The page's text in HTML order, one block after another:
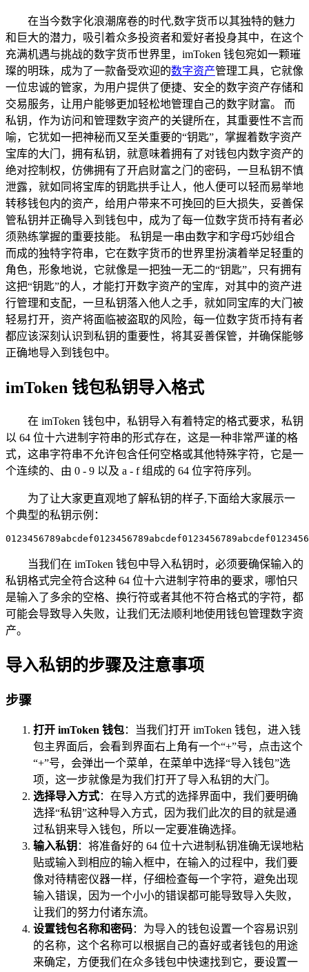
在当今数字化浪潮席卷的时代,数字货币以其独特的魅力
和巨大的潜力，吸引着众多投资者和爱好者投身其中，在这个
充满机遇与挑战的数字货币世界里，imToken 钱包宛如一颗璀
璨的明珠，成为了一款备受欢迎的数字资产管理工具，它就像
一位忠诚的管家，为用户提供了便捷、安全的数字资产存储和
交易服务，让用户能够更加轻松地管理自己的数字财富。 而
私钥，作为访问和管理数字资产的关键所在，其重要性不言而
喻，它犹如一把神秘而又至关重要的“钥匙”，掌握着数字资产
宝库的大门，拥有私钥，就意味着拥有了对钱包内数字资产的
绝对控制权，仿佛拥有了开启财富之门的密码，一旦私钥不慎
泄露，就如同将宝库的钥匙拱手让人，他人便可以轻而易举地
转移钱包内的资产，给用户带来不可挽回的巨大损失，妥善保
管私钥并正确导入到钱包中，成为了每一位数字货币持有者必
须熟练掌握的重要技能。 私钥是一串由数字和字母巧妙组合
而成的独特字符串，它在数字货币的世界里扮演着举足轻重的
角色，形象地说，它就像是一把独一无二的“钥匙”，只有拥有
这把“钥匙”的人，才能打开数字资产的宝库，对其中的资产进
行管理和支配，一旦私钥落入他人之手，就如同宝库的大门被
轻易打开，资产将面临被盗取的风险，每一位数字货币持有者
都应该深刻认识到私钥的重要性，将其妥善保管，并确保能够
正确地导入到钱包中。
imToken 钱包私钥导入格式
在 imToken 钱包中，私钥导入有着特定的格式要求，私钥
以 64 位十六进制字符串的形式存在，这是一种非常严谨的格
式，这串字符串不允许包含任何空格或其他特殊字符，它是一
个连续的、由 0 - 9 以及 a - f 组成的 64 位字符序列。
为了让大家更直观地了解私钥的样子,下面给大家展示一
个典型的私钥示例：
当我们在 imToken 钱包中导入私钥时，必须要确保输入的
私钥格式完全符合这种 64 位十六进制字符串的要求，哪怕只
是输入了多余的空格、换行符或者其他不符合格式的字符，都
可能会导致导入失败，让我们无法顺利地使用钱包管理数字资
产。
导入私钥的步骤及注意事项
步骤
打开 imToken 钱包：当我们打开 imToken 钱包，进入钱
包主界面后，会看到界面右上角有一个“+”号，点击这个
“+”号，会弹出一个菜单，在菜单中选择“导入钱包”选
项，这一步就像是为我们打开了导入私钥的大门。
选择导入方式：在导入方式的选择界面中，我们要明确
选择“私钥”这种导入方式，因为我们此次的目的就是通
过私钥来导入钱包，所以一定要准确选择。
输入私钥 ：将准备好的 64 位十六进制私钥准确无误地粘
贴或输入到相应的输入框中，在输入的过程中，我们要
像对待精密仪器一样，仔细检查每一个字符，避免出现
输入错误，因为一个小小的错误都可能导致导入失败，
让我们的努力付诸东流。
设置钱包名称和密码：为导入的钱包设置一个容易识别
的名称，这个名称可以根据自己的喜好或者钱包的用途
来确定，方便我们在众多钱包中快速找到它，要设置一